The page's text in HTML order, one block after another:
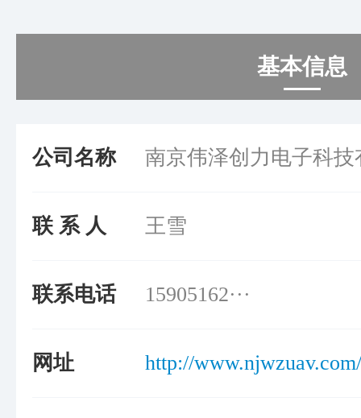
基本信息
公司名称 南京伟泽创力电子科技
联 系 人 王雪
联系电话 15905162···
网址 http://www.njwzuav.com/